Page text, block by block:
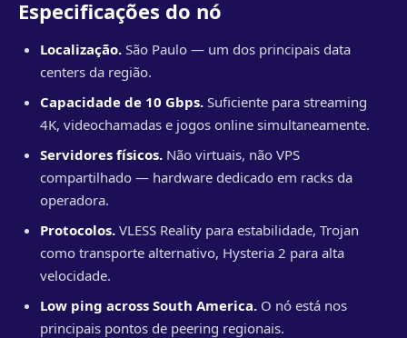
Especificações do nó
Localização. São Paulo — um dos principais data
centers da região.
Capacidade de 10 Gbps. Suficiente para streaming
4K, videochamadas e jogos online simultaneamente.
Servidores físicos. Não virtuais, não VPS
compartilhado — hardware dedicado em racks da
operadora.
Protocolos. VLESS Reality para estabilidade, Trojan
como transporte alternativo, Hysteria 2 para alta
velocidade.
Low ping across South America. O nó está nos
principais pontos de peering regionais.